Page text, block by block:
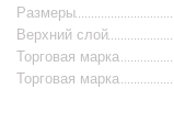
Размеры
Верхний слой
Торговая марка
Торговая марка